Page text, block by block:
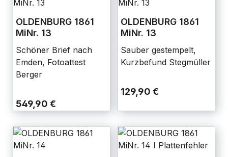
OLDENBURG 1861
MiNr. 13
Schöner Brief nach
Emden, Fotoattest
Berger
549,90 €
OLDENBURG 1861
MiNr. 13
Sauber gestempelt,
Kurzbefund Stegmüller
129,90 €